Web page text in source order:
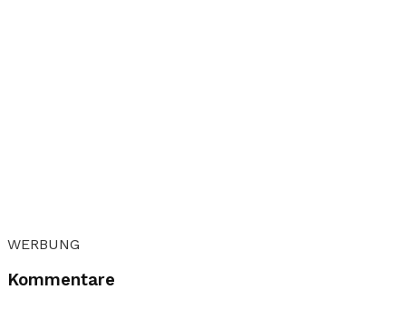
WERBUNG
Kommentare